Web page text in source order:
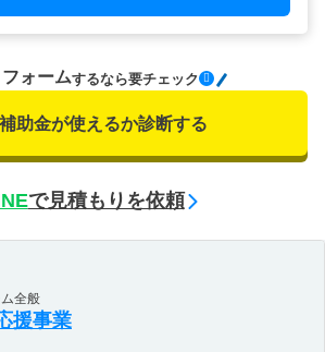
ォームするなら要チェック
補助金が使えるか診断する
で見積もりを依頼
全般
援事業